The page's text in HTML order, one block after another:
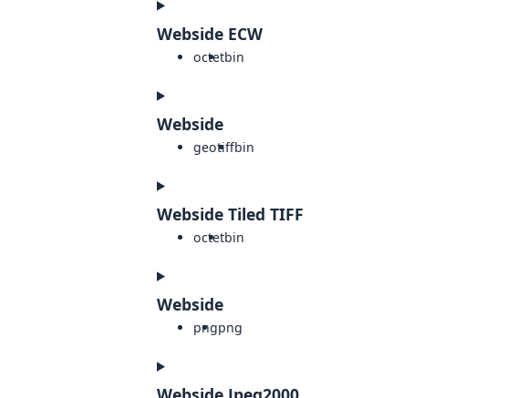
Webside ECW
octetbin
Webside
geotiffbin
Webside Tiled TIFF
octetbin
Webside
pngpng